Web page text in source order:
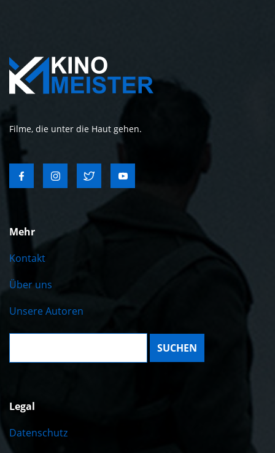
Filme, die unter die Haut gehen.
Mehr
Kontakt
Über uns
Unsere Autoren
Suche:
Legal
Datenschutz